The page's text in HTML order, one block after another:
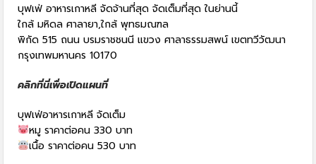
บุฟเฟ่ อาหารเกาหลี จัดจ้านที่สุด จัดเต็มที่สุด ในย่านนี้
ใกล้ มหิดล ศาลายา,ใกล้ พุทธมณฑล
พิกัด 515 ถนน บรมราชชนนี แขวง ศาลาธรรมสพน์ เขตทวีวัฒนา
กรุงเทพมหานคร 10170
คลิกที่นี่เพื่อเปิดแผนที่
บุฟเฟ่อาหารเกาหลี จัดเต็ม
หมู ราคาต่อคน 330 บาท
เนื้อ ราคาต่อคน 530 บาท